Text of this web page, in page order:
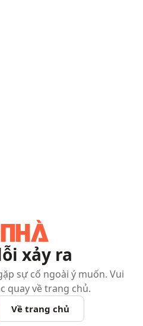
xảy ra
sự cố ngoài ý muốn. Vui
quay về trang chủ.
Về trang chủ